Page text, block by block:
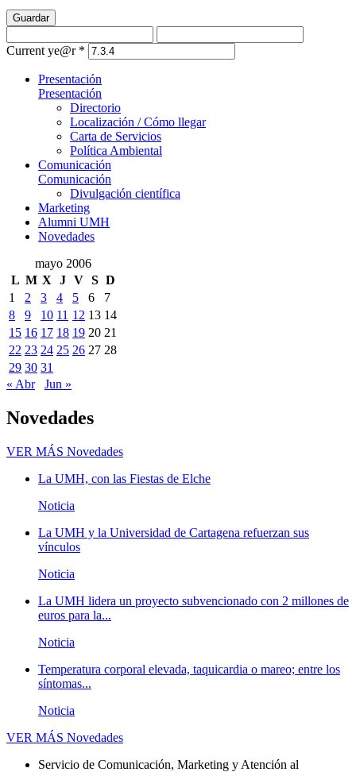
Guardar
Current ye@r *
Presentación
Presentación
Directorio
Localización / Cómo llegar
Carta de Servicios
Política Ambiental
Comunicación
Comunicación
Divulgación científica
Marketing
Alumni UMH
Novedades
mayo 2006
L M X J V S D
1
2 3 4 5 6
7
8
9 10 11 12 13 14
15 16 17 18 19 20 21
22 23 24 25 26 27 28
29 30 31
« Abr
Jun »
Novedades
VER MÁS Novedades
La UMH, con las Fiestas de Elche
Noticia
La UMH y la Universidad de Cartagena refuerzan sus
vínculos
Noticia
La UMH lidera un proyecto subvencionado con 2 millones de
euros para la...
Noticia
Temperatura corporal elevada, taquicardia o mareo; entre los
síntomas...
Noticia
VER MÁS Novedades
Servicio de Comunicación, Marketing y Atención al